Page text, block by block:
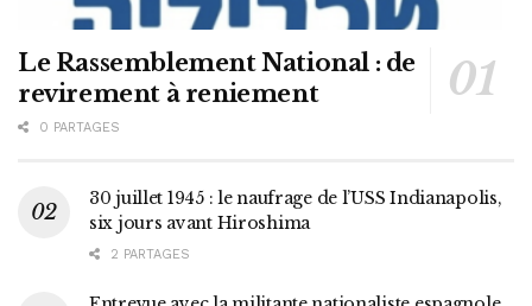
Le Rassemblement National : de
revirement à reniement
0 PARTAGES
30 juillet 1945 : le naufrage de l’USS Indianapolis,
six jours avant Hiroshima
2 PARTAGES